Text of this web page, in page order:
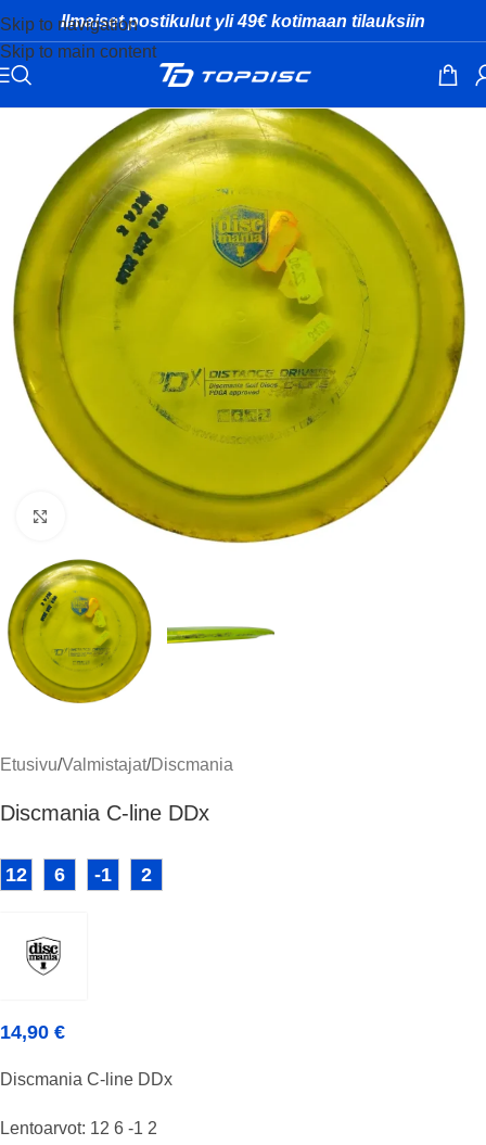
Skip to navigation
Skip to main content
Ilmaiset postikulut yli 49€ kotimaan tilauksiin
Klikkaa suuremmaksi
Etusivu/Valmistajat/Discmania
Discmania C-line DDx
12 6 -1 2
14,90 €
Discmania C-line DDx
Lentoarvot: 12 6 -1 2